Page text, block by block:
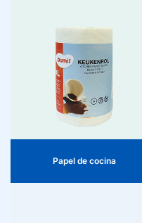
Papel de cocina
Fuerte, absorbente y siempre
listo para la acción. Nuestro
papel de cocina es ideal para
una limpieza rápida y un uso
higiénico en cualquier entorno.